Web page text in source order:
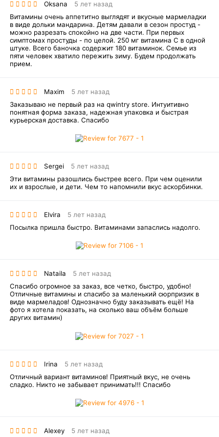
Oksana
5 лет назад
Витамины очень аппетитно выглядят и вкусные мармеладки
в виде дольки мандарина. Детям давали в сезон простуд -
можно разрезать спокойно на две части. При первых
симптомах простуды - по целой. 250 мг витамина С в одной
штуке. Всего баночка содержит 180 витаминок. Семье из
пяти человек хватило пережить зиму. Будем продолжать
прием.
Maxim
5 лет назад
Заказываю не первый раз на qwintry store. Интуитивно
понятная форма заказа, надежная упаковка и быстрая
курьерская доставка. Спасибо
Sergei
5 лет назад
Эти витамины разошлись быстрее всего. При чем оценили
их и взрослые, и дети. Чем то напомнили вкус аскорбинки.
Elvira
5 лет назад
Посылка пришла быстро. Витаминами запаслись надолго.
Nataila
5 лет назад
Спасибо огромное за заказ, все четко, быстро, удобно!
Отличные витамины и спасибо за маленький сюрпризик в
виде мармеладов! Однозначно буду заказывать ещё! На
фото я хотела показать, на сколько ваш объём больше
других витамин)
Irina
5 лет назад
Отличный вариант витаминов! Приятный вкус, не очень
сладко. Никто не забывает принимать!!! Спасибо
Alexey
5 лет назад